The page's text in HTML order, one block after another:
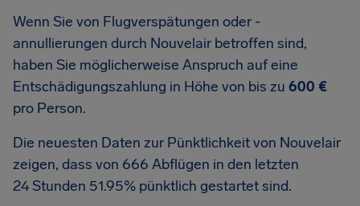
Wenn Sie von Flugverspätungen oder -
annullierungen durch Nouvelair betroffen sind,
haben Sie möglicherweise Anspruch auf eine
Entschädigungszahlung in Höhe von bis zu 600 €
pro Person.
Die neuesten Daten zur Pünktlichkeit von Nouvelair
zeigen, dass von 666 Abflügen in den letzten
24 Stunden 51.95% pünktlich gestartet sind.